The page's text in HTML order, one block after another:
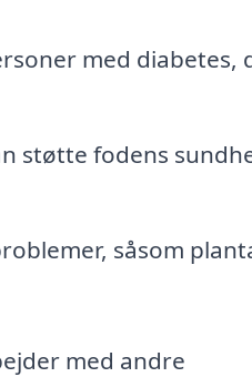
med diabetes,
støtte fodens
såsom
med andre